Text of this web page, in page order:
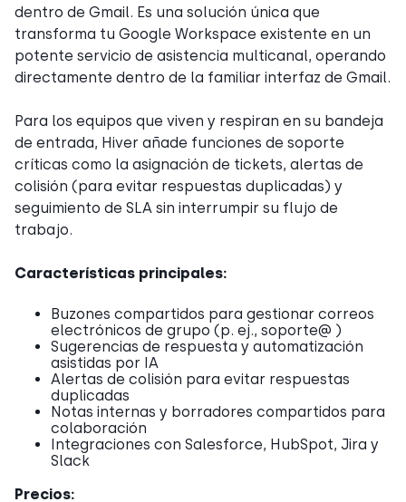
dentro de Gmail. Es una solución única que
transforma tu Google Workspace existente en un
potente servicio de asistencia multicanal, operando
directamente dentro de la familiar interfaz de Gmail.
Para los equipos que viven y respiran en su bandeja
de entrada, Hiver añade funciones de soporte
críticas como la asignación de tickets, alertas de
colisión (para evitar respuestas duplicadas) y
seguimiento de SLA sin interrumpir su flujo de
trabajo.
Características principales:
Buzones compartidos para gestionar correos
electrónicos de grupo (p. ej., soporte@ )
Sugerencias de respuesta y automatización
asistidas por IA
Alertas de colisión para evitar respuestas
duplicadas
Notas internas y borradores compartidos para
colaboración
Integraciones con Salesforce, HubSpot, Jira y
Slack
Precios: